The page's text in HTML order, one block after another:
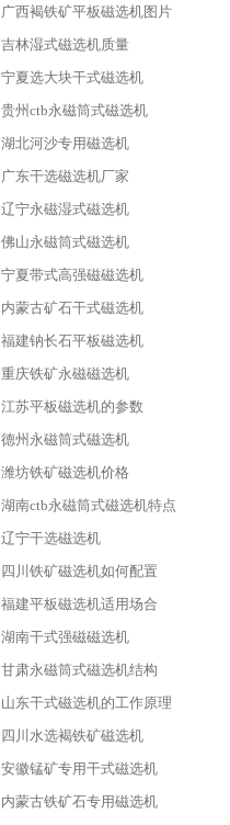
广西褐铁矿平板磁选机图片
吉林湿式磁选机质量
宁夏选大块干式磁选机
贵州ctb永磁筒式磁选机
湖北河沙专用磁选机
广东干选磁选机厂家
辽宁永磁湿式磁选机
佛山永磁筒式磁选机
宁夏带式高强磁磁选机
内蒙古矿石干式磁选机
福建钠长石平板磁选机
重庆铁矿永磁磁选机
江苏平板磁选机的参数
德州永磁筒式磁选机
潍坊铁矿磁选机价格
湖南ctb永磁筒式磁选机特点
辽宁干选磁选机
四川铁矿磁选机如何配置
福建平板磁选机适用场合
湖南干式强磁磁选机
甘肃永磁筒式磁选机结构
山东干式磁选机的工作原理
四川水选褐铁矿磁选机
安徽锰矿专用干式磁选机
内蒙古铁矿石专用磁选机